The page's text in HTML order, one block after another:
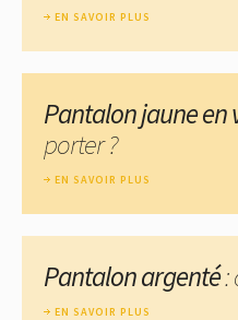
EN SAVOIR PLUS
Pantalon jaune en
porter ?
EN SAVOIR PLUS
Pantalon argenté:
EN SAVOIR PLUS